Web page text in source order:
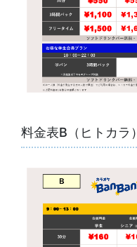
料金表B（ヒトカラ）